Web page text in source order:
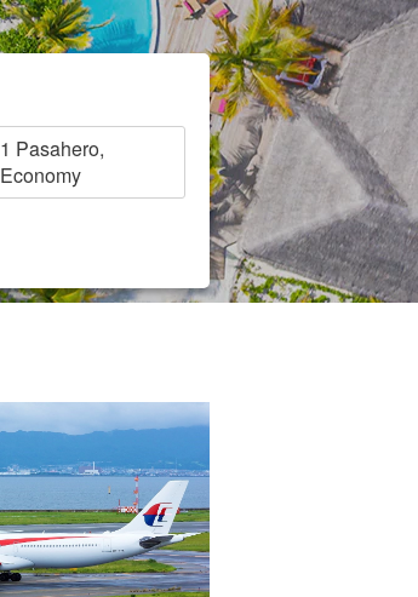
1 Pasahero,
Economy